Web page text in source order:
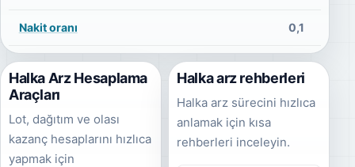
Nakit oranı 0,1
Halka Arz Hesaplama
Araçları
Lot, dağıtım ve olası
kazanç hesaplarını hızlıca
yapmak için
Halka arz rehberleri
Halka arz sürecini hızlıca
anlamak için kısa
rehberleri inceleyin.